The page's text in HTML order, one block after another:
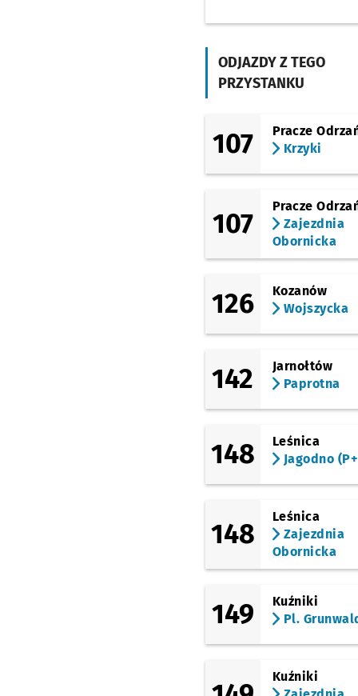
ODJAZDY Z TEGO
PRZYSTANKU
107
Pracze
Krzyki
107
Pracze
Zajezdnia
Obornicka
126
Kozanów
Wojszycka
142
Jarnołtów
Paprotna
148
Leśnica
Jagodno
148
Leśnica
Zajezdnia
Obornicka
149
Kuźniki
Pl.
Kuźniki